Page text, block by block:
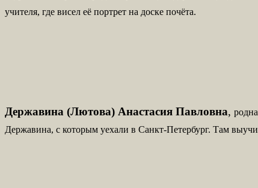
учителя, где висел её портрет на доске почёта.
Державина (Лютова) Анастасия Павловна,
Державина, с которым уехали в Санкт-Петербург. Там